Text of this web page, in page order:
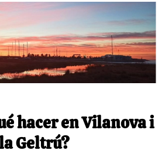
hacer en Vilanova i
Geltrú?